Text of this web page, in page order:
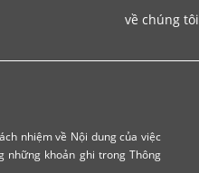
về chúng tôi
nhiệm về Nội dung của việc
những khoản ghi trong Thông